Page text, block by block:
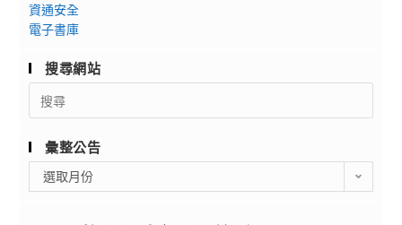
資通安全
電子書庫
搜尋網站
Search
for:
彙整公告
整
選取月份